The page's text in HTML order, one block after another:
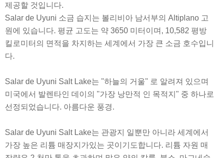
제공할 것입니다.
Salar de Uyuni 소금 습지는 볼리비아 남서부의 Altiplano 고
원에 있습니다. 평균 고도는 약 3650 미터이며, 10,582 평방
킬로미터의 면적을 차지하는 세계에서 가장 큰 소금 호수입니
다.
Salar de Uyuni Salt Lake는 "하늘의 거울" 로 알려져 있으며
미국에서 발렌타인 데이의 "가장 낭만적 인 목적지" 중 하나로
선정되었습니다. 아름다운 풍경.
Salar de Uyuni Salt Lake는 관광지 일뿐만 아니라 세계에서
가장 높은 리튬 매장지가있는 곳이기도합니다. 리튬 자원 매